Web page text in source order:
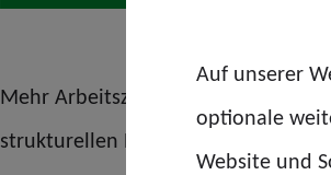
Mehr Arbeitszeit bedeutet nicht
strukturellen Probleme zügig
Auf unserer
optionale
Website und